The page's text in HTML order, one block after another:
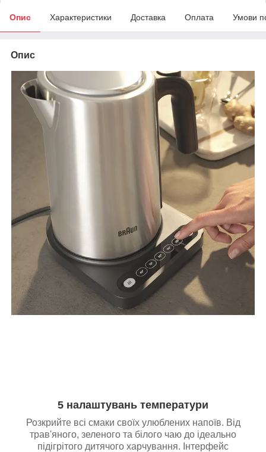
Опис Характеристики Доставка Оплата Умови
Опис
5 налаштувань температури
Розкрийте всі смаки своїх улюблених напоїв. Від
трав'яного, зеленого та білого чаю до ідеально
підігрітого дитячого харчування. Інтерфейс